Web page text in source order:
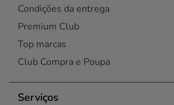
Condições da entrega
Premium Club
Top marcas
Club Compra e Poupa
Serviços